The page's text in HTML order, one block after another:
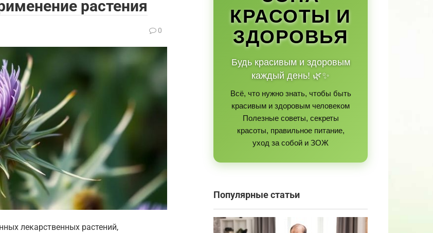
растения
0
лекарственных растений,
КРАСОТЫ И
ЗДОРОВЬЯ
Будь красивым и здоровым
каждый день! 🌿✨
Всё, что нужно знать, чтобы быть
красивым и здоровым человеком
Полезные советы, секреты
красоты, правильное питание,
уход за собой и ЗОЖ
Популярные статьи